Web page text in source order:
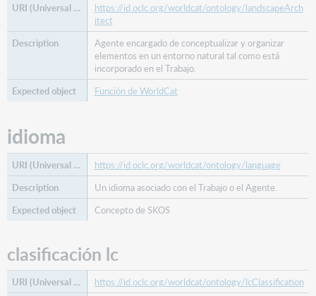
https://id.oclc.org/worldcat/ontology/landscapeArch
itect
Agente encargado de conceptualizar y organizar
elementos en un entorno natural tal como está
incorporado en el Trabajo.
Función de WorldCat
idioma
https://id.oclc.org/worldcat/ontology/language
Un idioma asociado con el Trabajo o el Agente.
Concepto de SKOS
clasificación lc
https://id.oclc.org/worldcat/ontology/lcClassification